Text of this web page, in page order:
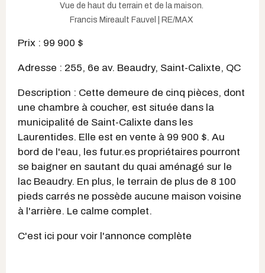
Vue de haut du terrain et de la maison.
Francis Mireault Fauvel | RE/MAX
Prix : 99 900 $
Adresse : 255, 6e av. Beaudry, Saint-Calixte, QC
Description : Cette demeure de cinq pièces, dont
une chambre à coucher, est située dans la
municipalité de Saint-Calixte dans les
Laurentides. Elle est en vente à 99 900 $. Au
bord de l'eau, les futur.es propriétaires pourront
se baigner en sautant du quai aménagé sur le
lac Beaudry. En plus, le terrain de plus de 8 100
pieds carrés ne possède aucune maison voisine
à l'arrière. Le calme complet.
C'est ici pour voir l'annonce complète